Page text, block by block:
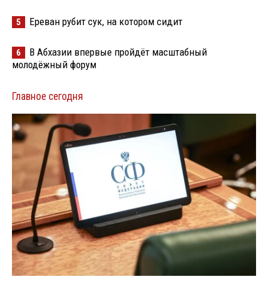
5 Ереван рубит сук, на котором сидит
6
В Абхазии впервые пройдёт масштабный
молодёжный форум
Главное сегодня